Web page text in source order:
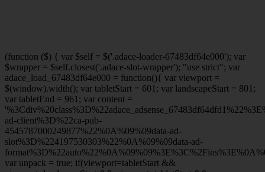
(function ($) { var $self = $('.adace-loader-67483df64e000'); var
$wrapper = $self.closest('.adace-slot-wrapper'); "use strict"; var
adace_load_67483df64e000 = function(){ var viewport =
$(window).width(); var tabletStart = 601; var landscapeStart = 801;
var tabletEnd = 961; var content =
ad-client%3D%22ca-pub-
4545787000249877%22%0A%09%09data-ad-
slot%3D%224197530303%22%0A%09%09data-ad-
var unpack = true; if(viewport=tabletStart &&